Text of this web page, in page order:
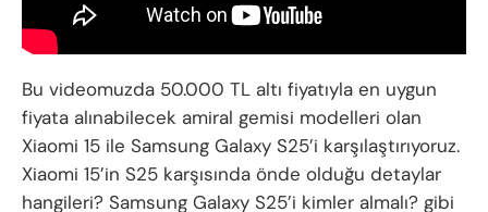
Bu videomuzda 50.000 TL altı fiyatıyla en uygun
fiyata alınabilecek amiral gemisi modelleri olan
Xiaomi 15 ile Samsung Galaxy S25’i karşılaştırıyoruz.
Xiaomi 15’in S25 karşısında önde olduğu detaylar
hangileri? Samsung Galaxy S25’i kimler almalı? gibi